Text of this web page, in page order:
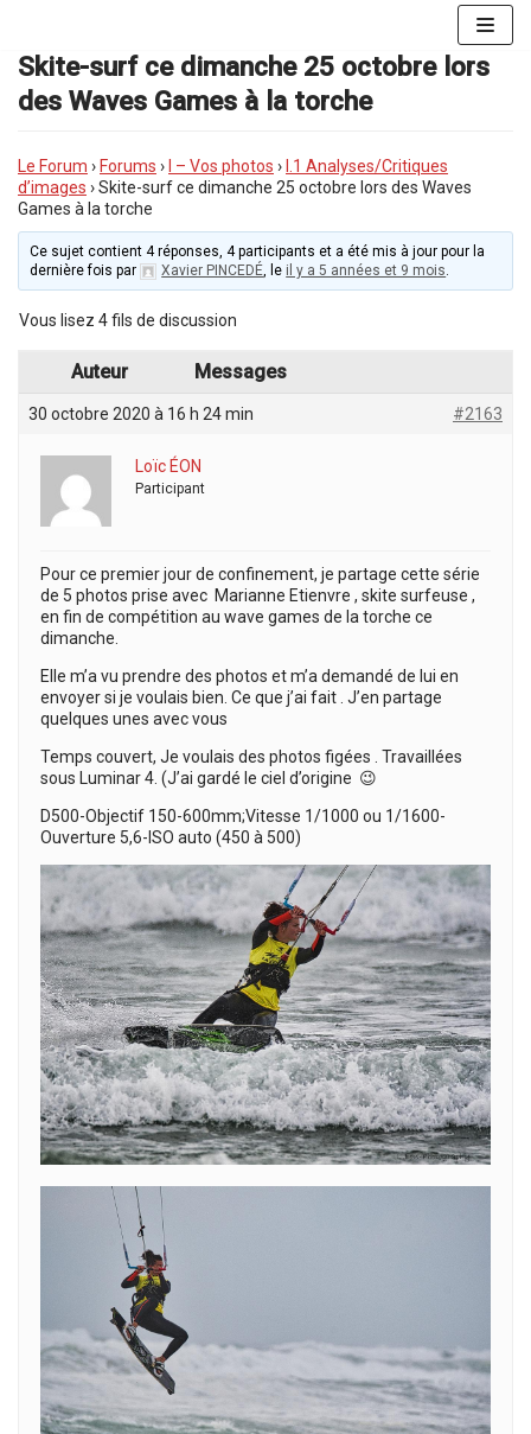
au
contenu
Skite-surf ce dimanche 25 octobre lors
des Waves Games à la torche
Le Forum › Forums › I – Vos photos ›
I.1 Analyses/Critiques
d’images ›Skite-surf ce dimanche 25 octobre lors des Waves
Games à la torche
Ce sujet contient 4 réponses, 4 participants et a été mis à jour pour la
dernière fois par
Xavier PINCEDÉ, le il y a 5 années et 9 mois.
Vous lisez 4 fils de discussion
Auteur Messages
30 octobre 2020 à 16 h 24 min #2163
Loïc ÉON
Participant
Pour ce premier jour de confinement, je partage cette série
de 5 photos prise avec Marianne Etienvre , skite surfeuse ,
en fin de compétition au wave games de la torche ce
dimanche.
Elle m’a vu prendre des photos et m’a demandé de lui en
envoyer si je voulais bien. Ce que j’ai fait . J’en partage
quelques unes avec vous
Temps couvert, Je voulais des photos figées . Travaillées
sous Luminar 4. (J’ai gardé le ciel d’origine 😉
D500-Objectif 150-600mm;Vitesse 1/1000 ou 1/1600-
Ouverture 5,6-ISO auto (450 à 500)